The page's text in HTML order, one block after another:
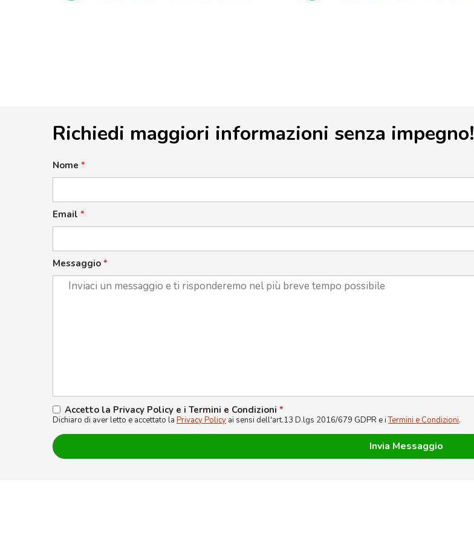
Richiedi maggiori informazioni senza impegno!
Nome *
Email *
Messaggio *
Accetto la Privacy Policy e i Termini e Condizioni *
Dichiaro di aver letto e accettato la Privacy Policy ai sensi dell'art.13 D.lgs 2016/679 GDPR e iTermini e Condizioni.